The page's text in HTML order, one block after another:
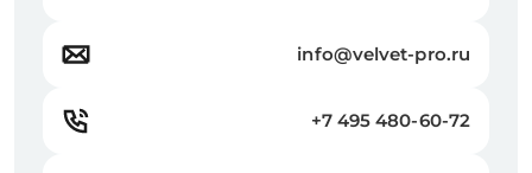
info@velvet-pro.ru
+7 495 480-60-72